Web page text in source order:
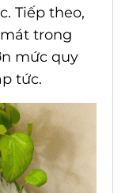
Tiếp theo,
trong
mức quy
tức.